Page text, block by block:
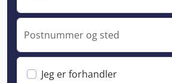
Postnummer og sted
Jeg er forhandler